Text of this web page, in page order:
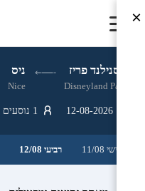
דיסנילנד פריז ניס
Disneyland Paris
Nice
שלישי 11/08 רביעי 12/08
×